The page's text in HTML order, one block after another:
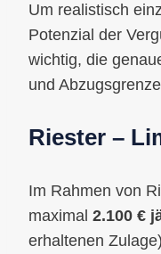
Um realistisch
Potenzial der
wichtig, die
und
Riester –
Im Rahmen von
maximal 2.100 €
erhaltenen